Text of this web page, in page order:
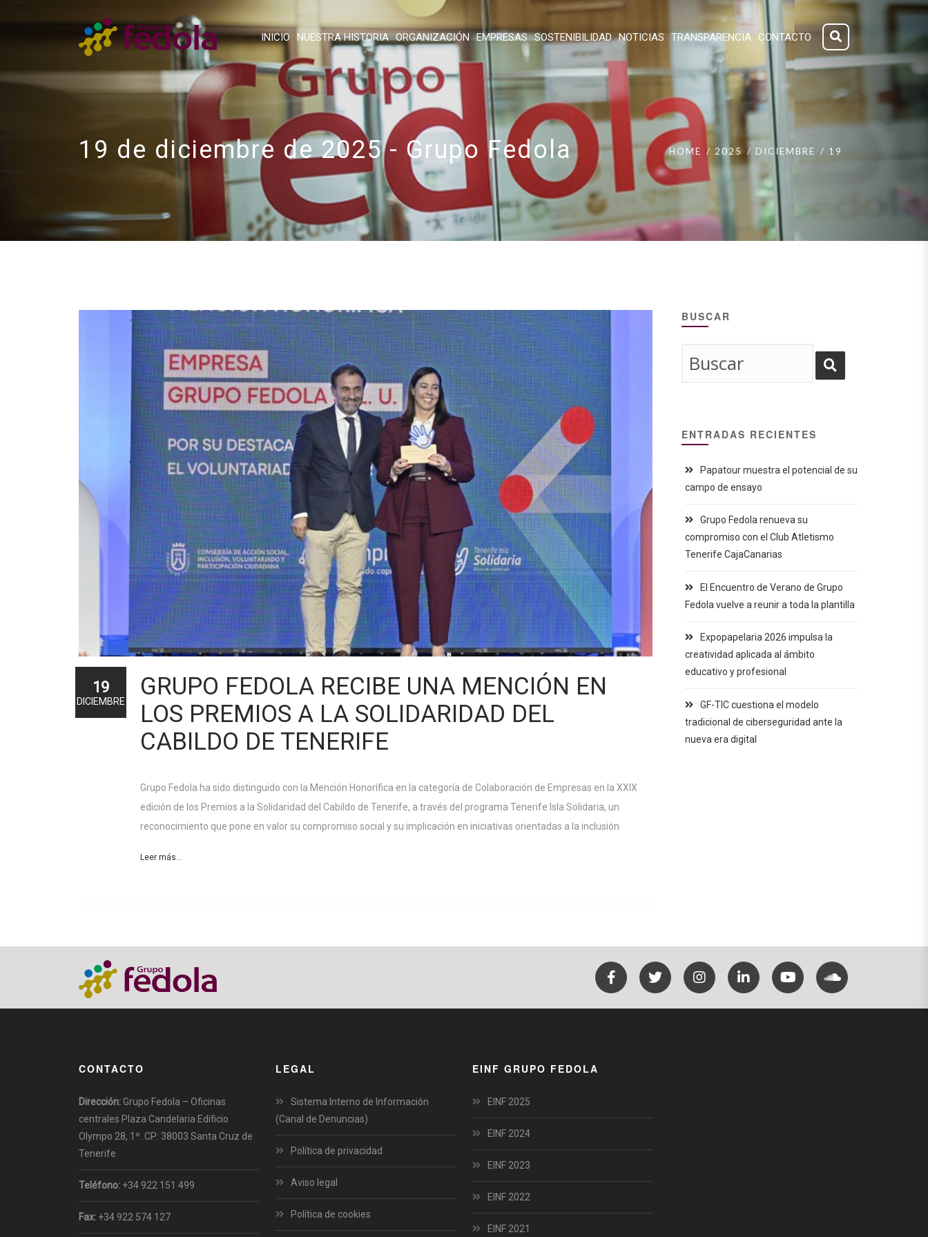
INICIO NUESTRA HISTORIA ORGANIZACIÓN EMPRESAS SOSTENIBILIDAD NOTICIAS TRANSPARENCIA CONTACTO
19 de diciembre de 2025 - Grupo Fedola HOME 2025 DICIEMBRE 19
GRUPO FEDOLA RECIBE UNA MENCIÓN EN
LOS PREMIOS A LA SOLIDARIDAD DEL
CABILDO DE TENERIFE
Grupo Fedola ha sido distinguido con la Mención Honorífica en la categoría de Colaboración de Empresas en la XXIX
edición de los Premios a la Solidaridad del Cabildo de Tenerife, a través del programa Tenerife Isla Solidaria, un
reconocimiento que pone en valor su compromiso social y su implicación en iniciativas orientadas a la inclusión
Leer más...
19
DICIEMBRE
BUSCAR
ENTRADAS RECIENTES
Papatour muestra el potencial de su
campo de ensayo
Grupo Fedola renueva su
compromiso con el Club Atletismo
Tenerife CajaCanarias
El Encuentro de Verano de Grupo
Fedola vuelve a reunir a toda la plantilla
Expopapelaria 2026 impulsa la
creatividad aplicada al ámbito
educativo y profesional
GF-TIC cuestiona el modelo
tradicional de ciberseguridad ante la
nueva era digital
CONTACTO
Dirección: Grupo Fedola – Oficinas
centrales Plaza Candelaria Edificio
Olympo 28, 1º. CP: 38003 Santa Cruz de
Tenerife
Teléfono: +34 922 151 499
Fax: +34 922 574 127
LEGAL
Sistema Interno de Información
(Canal de Denuncias)
Política de privacidad
Aviso legal
Política de cookies
EINF GRUPO FEDOLA
EINF 2025
EINF 2024
EINF 2023
EINF 2022
EINF 2021